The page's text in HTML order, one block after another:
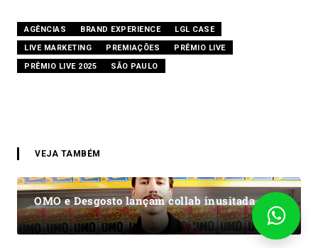
AGÊNCIAS BRAND EXPERIENCE
LGL CASE
LIVE MARKETING
PREMIAÇÕES
PRÊMIO LIVE
PRÊMIO LIVE 2025
SÃO PAULO
VEJA TAMBÉM
OMO e Desgosto lançam collab inusitada